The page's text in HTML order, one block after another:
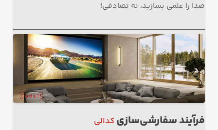
صدا را علمی بسازید، نه تصادفی!
فرآیند سفارشی‌سازیکدالی